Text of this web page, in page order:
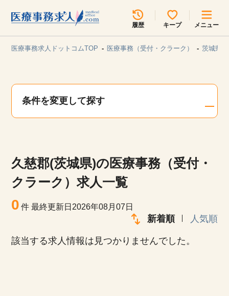
履歴 キープ メニュー
見学会・イベント情報
医療事務求人ドットコムTOP 医療事務（受付・クラーク） 茨城県/
条件を変更して探す
久慈郡(茨城県)の医療事務（受付・
クラーク）求人一覧
0 件最終更新日2026年08月07日
新着順 人気順
該当する求人情報は見つかりませんでした。
所在地のエリアを選択してください
各支店担当よりご連絡させていただきます。
関東
甲信越・北陸 中国・四国
九州・沖縄